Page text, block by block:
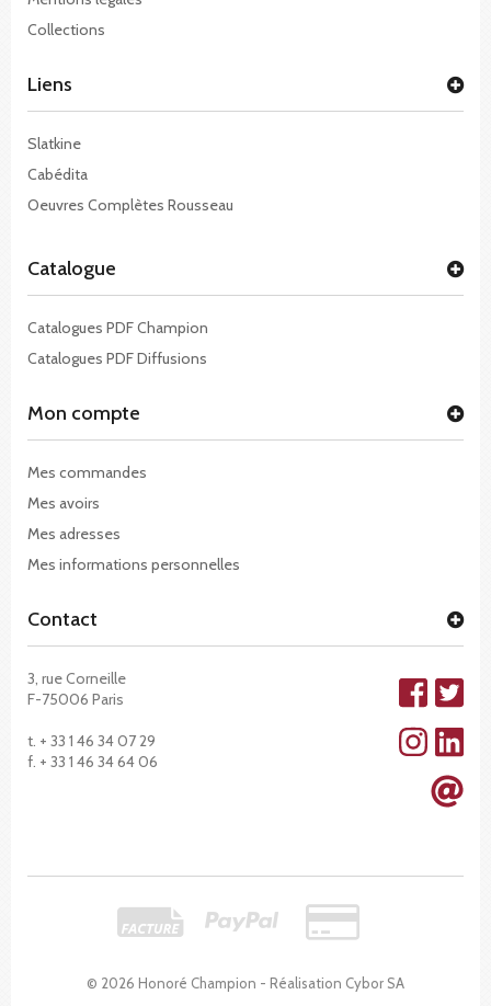
Collections
© 2026 Honoré Champion - Réalisation Cybor SA
Liens
Slatkine
Cabédita
Oeuvres Complètes Rousseau
Catalogue
Catalogues PDF Champion
Catalogues PDF Diffusions
Mon compte
Mes commandes
Mes avoirs
Mes adresses
Mes informations personnelles
Contact
3, rue Corneille
F-75006 Paris
t. + 33 1 46 34 07 29
f. + 33 1 46 34 64 06